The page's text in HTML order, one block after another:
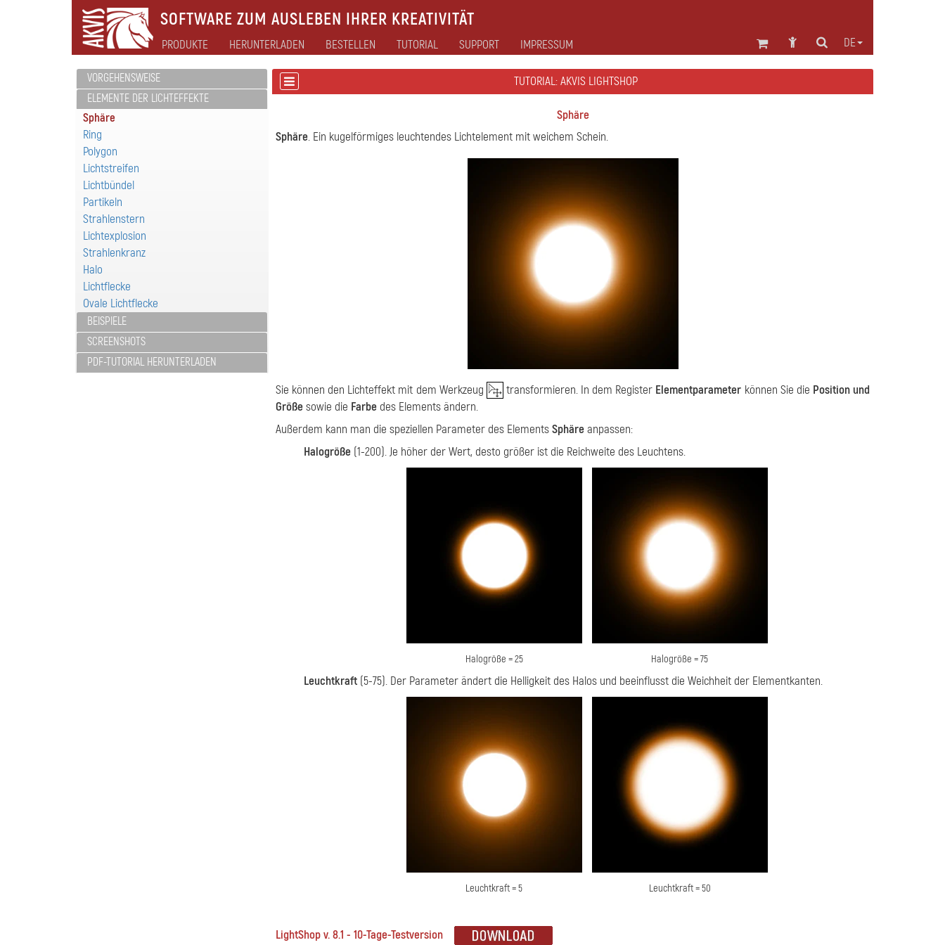
SOFTWARE ZUM AUSLEBEN IHRER KREATIVITÄT
DE
PRODUKTE HERUNTERLADEN BESTELLEN TUTORIAL SUPPORT IMPRESSUM
VORGEHENSWEISE
ELEMENTE DER LICHTEFFEKTE
Sphäre
Ring
Polygon
Lichtstreifen
Lichtbündel
Partikeln
Strahlenstern
Lichtexplosion
Strahlenkranz
Halo
Lichtflecke
Ovale Lichtflecke
BEISPIELE
SCREENSHOTS
PDF-TUTORIAL HERUNTERLADEN
TUTORIAL: AKVIS LIGHTSHOP
Sphäre
Sphäre. Ein kugelförmiges leuchtendes Lichtelement mit weichem Schein.
Sie können den Lichteffekt mit dem Werkzeug transformieren. In dem Register Elementparameter können Sie die Position und
Größesowie die Farbe des Elements ändern.
Außerdem kann man die speziellen Parameter des ElementsSphäreanpassen:
Halogröße (1-200). Je höher der Wert, desto größer ist die Reichweite des Leuchtens.
Halogröße = 25 Halogröße = 75
Leuchtkraft (5-75). Der Parameter ändert die Helligkeit des Halos und beeinflusst die Weichheit der Elementkanten.
Leuchtkraft = 5 Leuchtkraft = 50
LightShop v. 8.1 - 10-Tage-Testversion